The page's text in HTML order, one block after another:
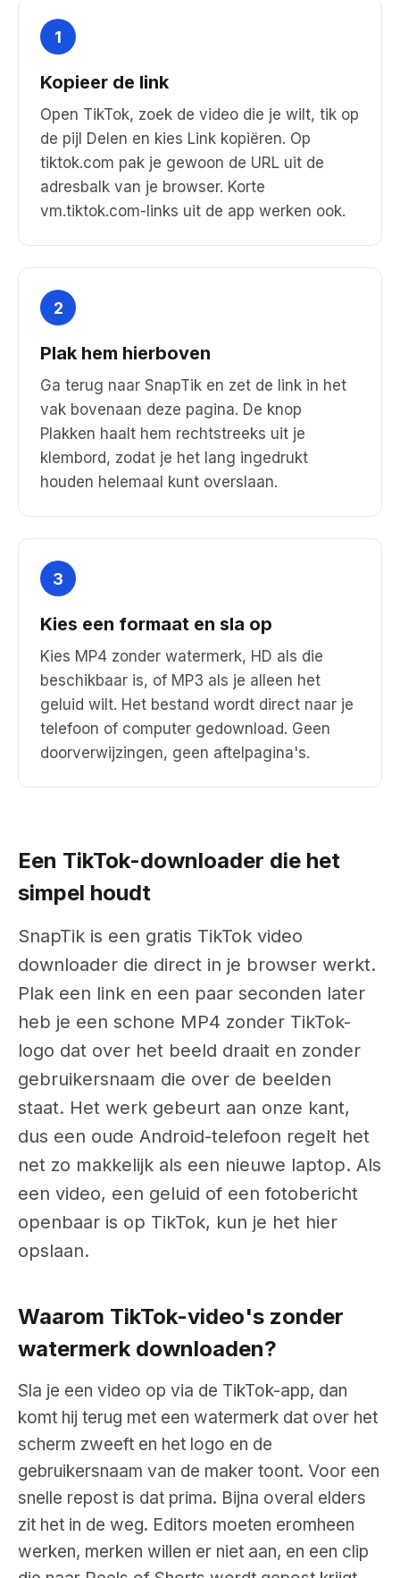
1
Kopieer de link
Open TikTok, zoek de video die je wilt, tik op
de pijl Delen en kies Link kopiëren. Op
tiktok.com pak je gewoon de URL uit de
adresbalk van je browser. Korte
vm.tiktok.com-links uit de app werken ook.
2
Plak hem hierboven
Ga terug naar SnapTik en zet de link in het
vak bovenaan deze pagina. De knop
Plakken haalt hem rechtstreeks uit je
klembord, zodat je het lang ingedrukt
houden helemaal kunt overslaan.
3
Kies een formaat en sla op
Kies MP4 zonder watermerk, HD als die
beschikbaar is, of MP3 als je alleen het
geluid wilt. Het bestand wordt direct naar je
telefoon of computer gedownload. Geen
doorverwijzingen, geen aftelpagina's.
Een TikTok-downloader die het
simpel houdt
SnapTik is een gratis TikTok video
downloader die direct in je browser werkt.
Plak een link en een paar seconden later
heb je een schone MP4 zonder TikTok-
logo dat over het beeld draait en zonder
gebruikersnaam die over de beelden
staat. Het werk gebeurt aan onze kant,
dus een oude Android-telefoon regelt het
net zo makkelijk als een nieuwe laptop. Als
een video, een geluid of een fotobericht
openbaar is op TikTok, kun je het hier
opslaan.
Waarom TikTok-video's zonder
watermerk downloaden?
Sla je een video op via de TikTok-app, dan
komt hij terug met een watermerk dat over het
scherm zweeft en het logo en de
gebruikersnaam van de maker toont. Voor een
snelle repost is dat prima. Bijna overal elders
zit het in de weg. Editors moeten eromheen
werken, merken willen er niet aan, en een clip